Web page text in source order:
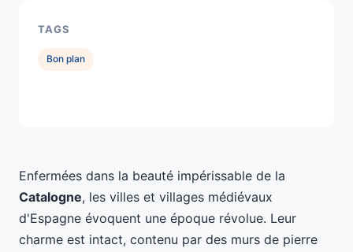
Enfermées dans la beauté impérissable de la
Catalogne, les villes et villages médiévaux
d'Espagne évoquent une époque révolue. Leur
charme est intact, contenu par des murs de pierre
TAGS
Bon plan